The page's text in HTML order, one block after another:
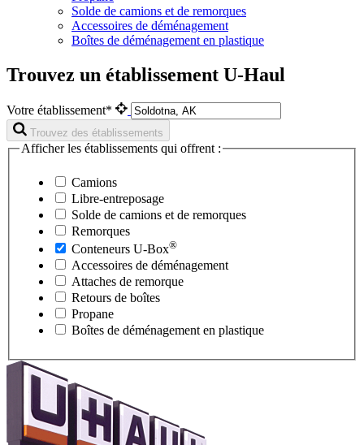
Solde de camions et de remorques
Accessoires de déménagement
Boîtes de déménagement en plastique
Trouvez un établissement U-Haul
Votre établissement*
Trouvez des établissements
Afficher les établissements qui offrent :
Camions
Libre-entreposage
Solde de camions et de remorques
Remorques
Conteneurs U-Box®
Accessoires de déménagement
Attaches de remorque
Retours de boîtes
Propane
Boîtes de déménagement en plastique